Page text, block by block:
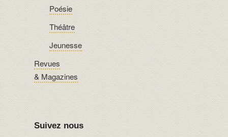
Poésie
Théâtre
Jeunesse
Revues
& Magazines
Suivez nous